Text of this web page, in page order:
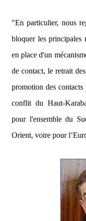
"En particulier, nous
bloquer les principales
en place d'un
de contact, le retrait
promotion des
conflit du Haut-
pour l'ensemble du
Orient, voire pour